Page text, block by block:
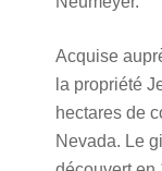
Acquise
la propriété
hectares de
Nevada. Le